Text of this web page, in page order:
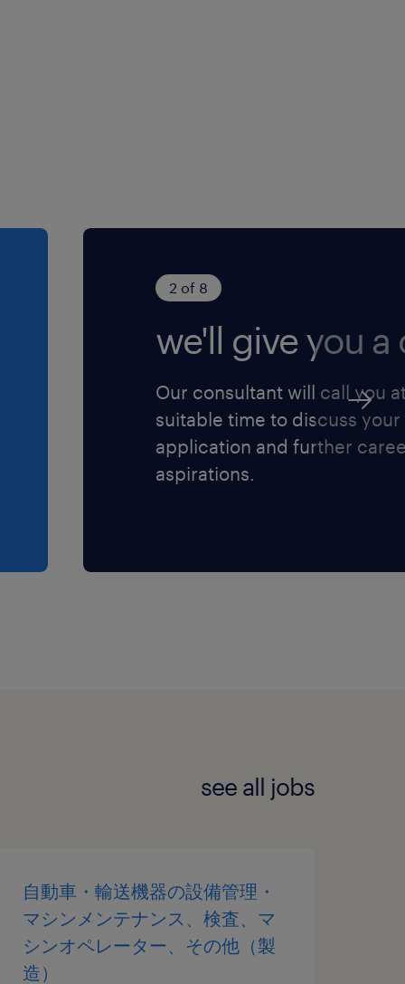
2 of 8
we'll give you a
Our consultant will call you
suitable time to discuss your
application and further
aspirations.
see all jobs
自動車・輸送機器の設備管理・
マシンメンテナンス、検査、マ
シンオペレーター、その他（製
造）